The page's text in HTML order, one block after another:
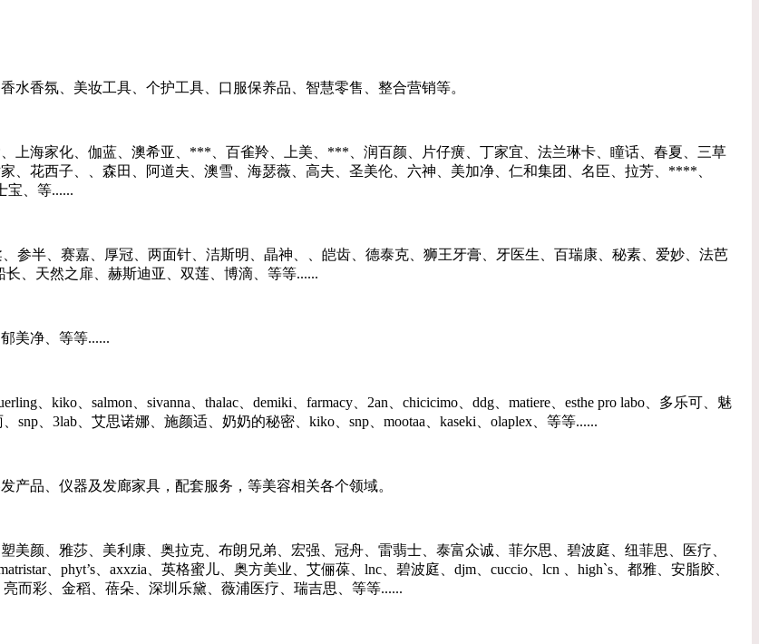
香氛、美妆工具、个护工具、口服保养品、智慧零售、整合营销等。
海家化、伽蓝、澳希亚、***、百雀羚、上美、***、润百颜、片仔癀、丁家宜、法兰琳卡、瞳话、春夏、三草
、花西子、、森田、阿道夫、澳雪、海瑟薇、高夫、圣美伦、六神、美加净、仁和集团、名臣、拉芳、****、
宝、等......
参半、赛嘉、厚冠、两面针、洁斯明、晶神、、皑齿、德泰克、狮王牙膏、牙医生、百瑞康、秘素、爱妙、法芭
、天然之扉、赫斯迪亚、双莲、博滴、等等......
美净、等等......
、kiko、salmon、sivanna、thalac、demiki、farmacy、2an、chicicimo、ddg、matiere、esthe pro labo、多乐可、魅
、3lab、艾思诺娜、施颜适、奶奶的秘密、kiko、snp、mootaa、kaseki、olaplex、等等......
产品、仪器及发廊家具，配套服务，等美容相关各个领域。
颜、雅莎、美利康、奥拉克、布朗兄弟、宏强、冠舟、雷翡士、泰富众诚、菲尔思、碧波庭、纽菲思、医疗、
、phyt’s、axxzia、英格蜜儿、奥方美业、艾俪葆、lnc、碧波庭、djm、cuccio、lcn 、high`s、都雅、安脂胶、
亮而彩、金稻、蓓朵、深圳乐黛、薇浦医疗、瑞吉思、等等......